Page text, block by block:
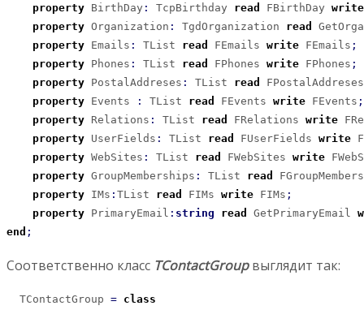
property BirthDay : TcpBirthday read FBirthDay write
property Organization : TgdOrganization read
property Emails : TList read FEmails write FEmails ;
property Phones : TList read FPhones write FPhones ;
property PostalAddreses : TList read
property Events : TList read FEvents write FEvents ;
property Relations : TList read FRelations write
property UserFields : TList read FUserFields write
property WebSites : TList read FWebSites write
property GroupMemberships : TList read
property IMs : TList read FIMs write FIMs ;
property PrimaryEmail : string read GetPrimaryEmail
end ;
Соответственно класс TContactGroup выглядит так:
  TContactGroup
= class